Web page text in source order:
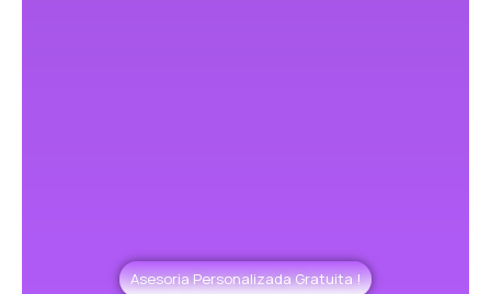
Asesoria Personalizada Gratuita !